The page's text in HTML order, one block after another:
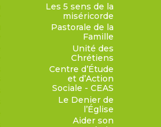
Les 5 sens de la
miséricorde
Pastorale de la
Famille
Unité des
Chrétiens
Centre d’Étude
et d’Action
Sociale - CEAS
Le Denier de
l’Église
Aider son